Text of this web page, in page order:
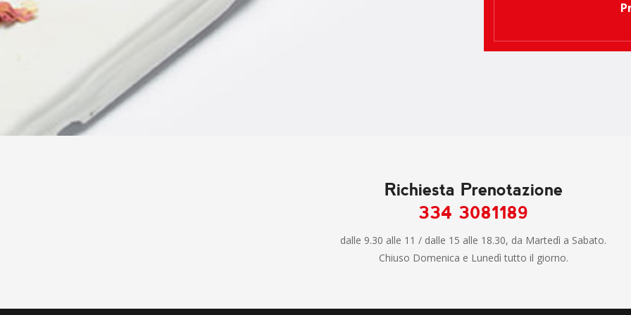
Richiesta Prenotazione
334 3081189
dalle 9.30 alle 11 / dalle 15 alle 18.30, da Martedì a Sabato.
Chiuso Domenica e Lunedì tutto il giorno.